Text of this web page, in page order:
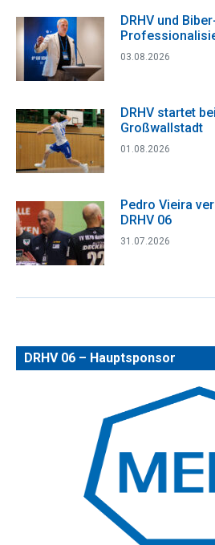
DRHV und
03.08.2026
DRHV startet
Großwallstadt
01.08.2026
Pedro Vieira
DRHV 06
31.07.2026
DRHV 06 – Hauptsponsor